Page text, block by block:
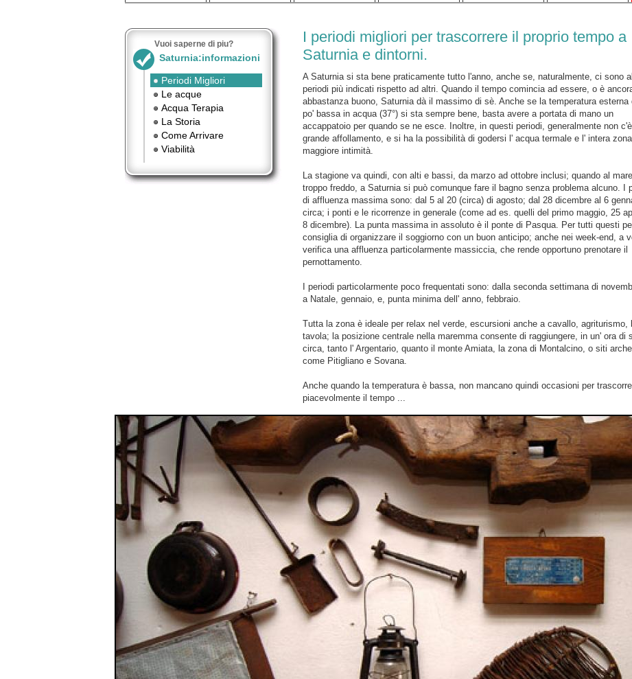
Vuoi saperne di piu?
Saturnia:informazioni
Periodi Migliori
Le acque
Acqua Terapia
La Storia
Come Arrivare
Viabilità
I periodi migliori per trascorrere il proprio tempo a
Saturnia e dintorni.
A Saturnia si sta bene praticamente tutto l'anno, anche se, naturalmente, ci sono
periodi più indicati rispetto ad altri. Quando il tempo comincia ad essere, o è
abbastanza buono, Saturnia dà il massimo di sè. Anche se la temperatura esterna
po' bassa in acqua (37°) si sta sempre bene, basta avere a portata di mano un
accappatoio per quando se ne esce. Inoltre, in questi periodi, generalmente non
grande affollamento, e si ha la possibilità di godersi l' acqua termale e l' intera
maggiore intimità.
La stagione va quindi, con alti e bassi, da marzo ad ottobre inclusi; quando al
troppo freddo, a Saturnia si può comunque fare il bagno senza problema alcuno. I
di affluenza massima sono: dal 5 al 20 (circa) di agosto; dal 28 dicembre al 6
circa; i ponti e le ricorrenze in generale (come ad es. quelli del primo maggio, 25
8 dicembre). La punta massima in assoluto è il ponte di Pasqua. Per tutti questi
consiglia di organizzare il soggiorno con un buon anticipo; anche nei week-end, a
verifica una affluenza particolarmente massiccia, che rende opportuno prenotare il
pernottamento.
I periodi particolarmente poco frequentati sono: dalla seconda settimana di
a Natale, gennaio, e, punta minima dell' anno, febbraio.
Tutta la zona è ideale per relax nel verde, escursioni anche a cavallo, agriturismo,
tavola; la posizione centrale nella maremma consente di raggiungere, in un' ora di
circa, tanto l' Argentario, quanto il monte Amiata, la zona di Montalcino, o siti
come Pitigliano e Sovana.
Anche quando la temperatura è bassa, non mancano quindi occasioni per
piacevolmente il tempo ...